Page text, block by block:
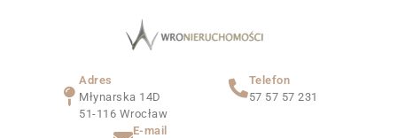
Adres
Młynarska 14D
51-116 Wrocław
Telefon
57 57 57 231
E-mail